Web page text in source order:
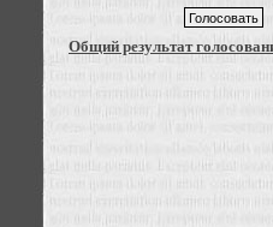
Общий результат